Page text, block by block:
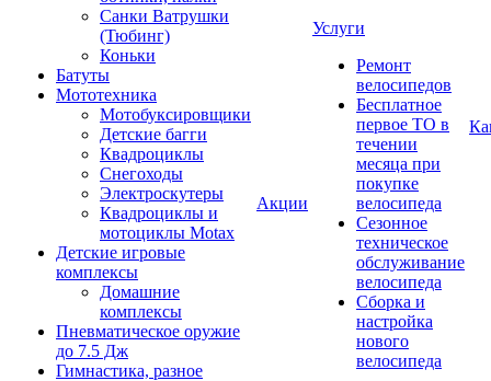
Санки Ватрушки
(Тюбинг)
Коньки
Батуты
Мототехника
Мотобуксировщики
Детские багги
Квадроциклы
Снегоходы
Электроскутеры
Квадроциклы и
мотоциклы Motax
Детские игровые
комплексы
Домашние
комплексы
Пневматическое оружие
до 7.5 Дж
Гимнастика, разное
Акции
Услуги
Ремонт
велосипедов
Бесплатное
первое ТО в
течении
месяца при
покупке
велосипеда
Сезонное
техническое
обслуживание
велосипеда
Сборка и
настройка
нового
велосипеда